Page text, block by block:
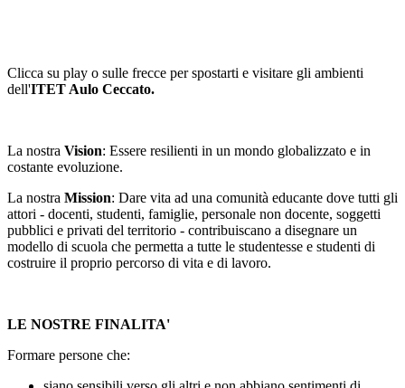
Clicca su play o sulle frecce per spostarti e visitare gli ambienti
dell'ITET Aulo Ceccato.
La nostra Vision: Essere resilienti in un mondo globalizzato e in
costante evoluzione.
La nostra Mission: Dare vita ad una comunità educante dove tutti gli
attori - docenti, studenti, famiglie, personale non docente, soggetti
pubblici e privati del territorio - contribuiscano a disegnare un
modello di scuola che permetta a tutte le studentesse e studenti di
costruire il proprio percorso di vita e di lavoro.
LE NOSTRE FINALITA'
Formare persone che: